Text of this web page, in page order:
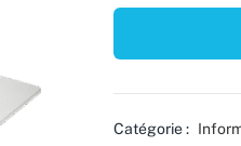
Catégorie :